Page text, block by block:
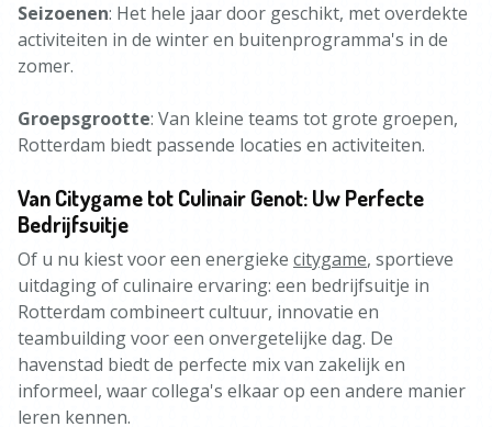
Seizoenen: Het hele jaar door geschikt, met overdekte
activiteiten in de winter en buitenprogramma's in de
zomer.
Groepsgrootte: Van kleine teams tot grote groepen,
Rotterdam biedt passende locaties en activiteiten.
Van Citygame tot Culinair Genot: Uw Perfecte
Bedrijfsuitje
Of u nu kiest voor een energieke citygame, sportieve
uitdaging of culinaire ervaring: een bedrijfsuitje in
Rotterdam combineert cultuur, innovatie en
teambuilding voor een onvergetelijke dag. De
havenstad biedt de perfecte mix van zakelijk en
informeel, waar collega's elkaar op een andere manier
leren kennen.